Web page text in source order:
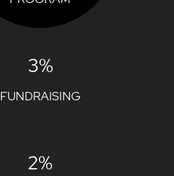
3%
FUNDRAISING
2%